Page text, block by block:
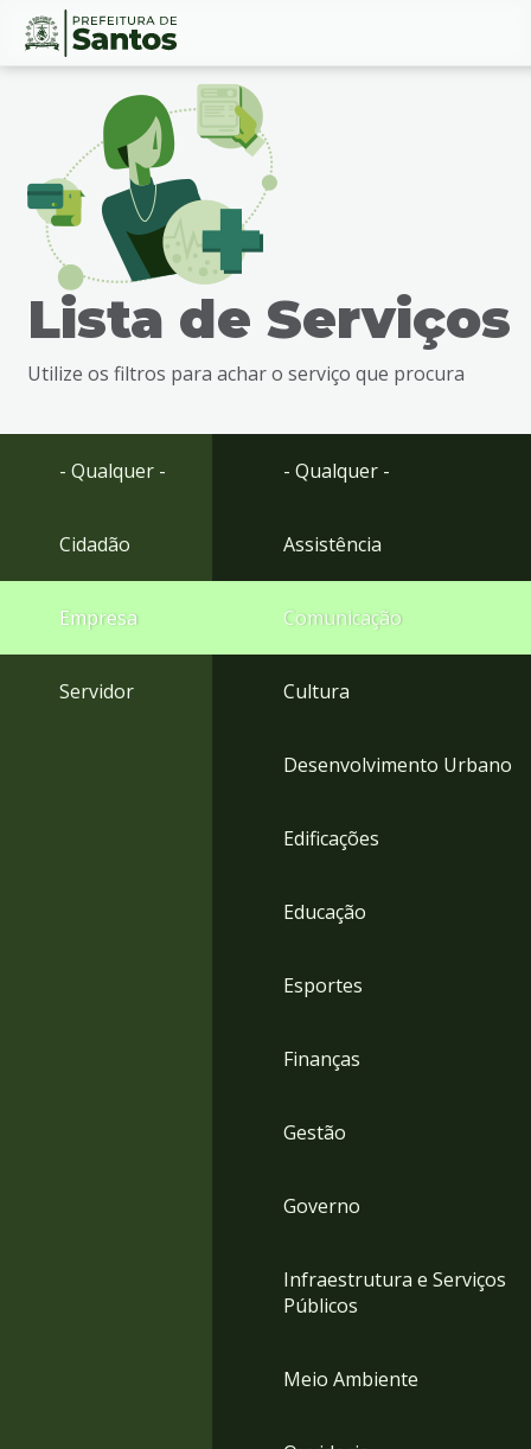
Ir
busca
Ir
Conteúdo
Lista de Serviços
Utilize os filtros para achar o serviço que procura
- Qualquer -
Cidadão
Empresa
Servidor
- Qualquer -
Assistência
Comunicação
Cultura
Desenvolvimento Urbano
Edificações
Educação
Esportes
Finanças
Gestão
Governo
Infraestrutura e Serviços
Públicos
Meio Ambiente